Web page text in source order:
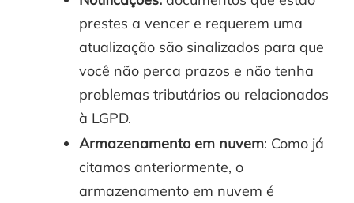
prestes a vencer e requerem uma
atualização são sinalizados para que
você não perca prazos e não tenha
problemas tributários ou relacionados
à LGPD.
Armazenamento em nuvem: Como já
citamos anteriormente, o
armazenamento em nuvem é